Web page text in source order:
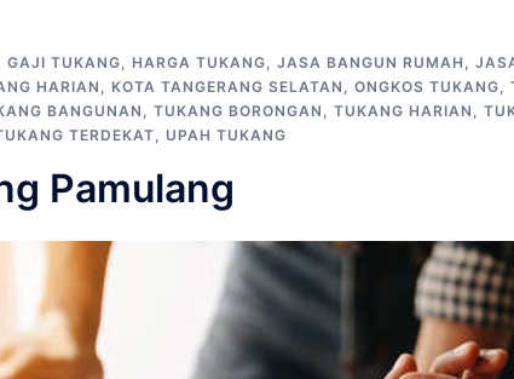
GAJI TUKANG, HARGA TUKANG, JASA BANGUN RUMAH ,
HARIAN , KOTA TANGERANG SELATAN , ONGKOS TUKANG,
BANGUNAN , TUKANG BORONGAN , TUKANG HARIAN ,
TERDEKAT, UPAH TUKANG
Pamulang